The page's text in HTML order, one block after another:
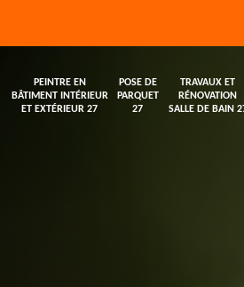
PEINTRE EN
BÂTIMENT INTÉRIEUR
ET EXTÉRIEUR 27
POSE DE
PARQUET
27
TRAVAUX ET
RÉNOVATION
SALLE DE BAIN